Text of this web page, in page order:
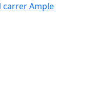
carrer Ample